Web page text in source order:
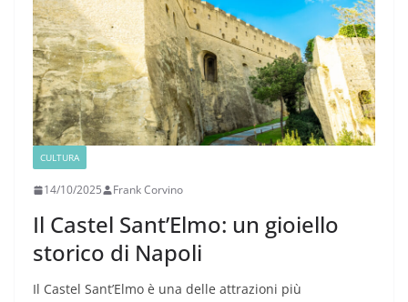
CULTURA
14/10/2025 Frank Corvino
Il Castel Sant’Elmo: un gioiello
storico di Napoli
Il Castel Sant’Elmo è una delle attrazioni più